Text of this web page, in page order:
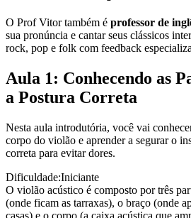
O Prof Vitor também é professor de
sua pronúncia e cantar seus clássicos
rock, pop e folk com feedback
Aula 1: Conhecendo as
a Postura Correta
Nesta aula introdutória, você vai
corpo do violão e aprender a segurar o
correta para evitar dores.
Dificuldade:Iniciante
O violão acústico é composto por três
(onde ficam as tarraxas), o braço (onde
casas) e o corpo (a caixa acústica que